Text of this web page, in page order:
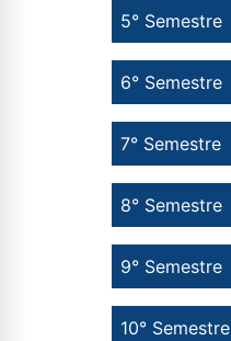
10° Semestre
9° Semestre
8° Semestre
7° Semestre
6° Semestre
5° Semestre